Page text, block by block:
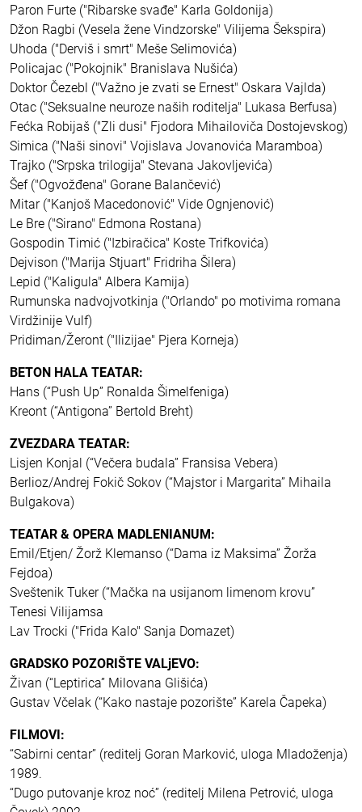
Paron Furte ("Ribarske svađe" Karla Goldonija)
Džon Ragbi (Vesela žene Vindzorske" Vilijema Šekspira)
Uhoda ("Derviš i smrt" Meše Selimovića)
Policajac ("Pokojnik" Branislava Nušića)
Doktor Čezebl ("Važno je zvati se Ernest" Oskara Vajlda)
Otac ("Seksualne neuroze naših roditelja" Lukasa Berfusa)
Fećka Robijaš ("Zli dusi" Fjodora Mihailoviča Dostojevskog)
Simica ("Naši sinovi" Vojislava Jovanovića Maramboa)
Trajko ("Srpska trilogija" Stevana Jakovljevića)
Šef ("Ogvožđena" Gorane Balančević)
Mitar ("Kanjoš Macedonović" Vide Ognjenović)
Le Bre ("Sirano" Edmona Rostana)
Gospodin Timić ("Izbiračica" Koste Trifkovića)
Dejvison ("Marija Stjuart" Fridriha Šilera)
Lepid ("Kaligula" Albera Kamija)
Rumunska nadvojvotkinja ("Orlando" po motivima romana
Virdžinije Vulf)
Pridiman/Žeront ("Ilizijae" Pjera Korneja)
BETON HALA TEATAR:
Hans (“Push Up” Ronalda Šimelfeniga)
Kreont (“Antigona” Bertold Breht)
ZVEZDARA TEATAR:
Lisjen Konjal (“Večera budala” Fransisa Vebera)
Berlioz/Andrej Fokič Sokov (“Majstor i Margarita” Mihaila
Bulgakova)
TEATAR & OPERA MADLENIANUM:
Emil/Etjen/ Žorž Klemanso (“Dama iz Maksima” Žorža
Fejdoa)
Sveštenik Tuker (“Mačka na usijanom limenom krovu”
Tenesi Vilijamsa
Lav Trocki ("Frida Kalo" Sanja Domazet)
GRADSKO POZORIŠTE VALjEVO:
Živan (“Leptirica” Milovana Glišića)
Gustav Včelak (“Kako nastaje pozorište” Karela Čapeka)
FILMOVI:
“Sabirni centar” (reditelj Goran Marković, uloga Mladoženja)
1989.
“Dugo putovanje kroz noć” (reditelj Milena Petrović, uloga